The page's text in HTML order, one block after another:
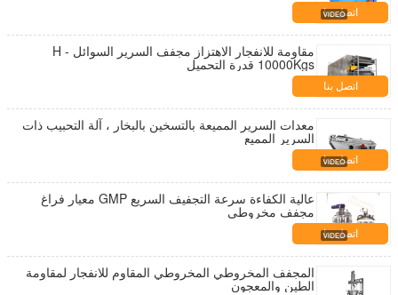
اتصل بنا
مقاومة للانفجار الاهتزاز مجفف السرير السوائل H -
10000Kgs قدرة التحميل
اتصل بنا
معدات السرير المميعة بالتسخين بالبخار ، آلة التحبيب ذات
السرير المميع
اتصل بنا
عالية الكفاءة سرعة التجفيف السريع GMP معيار فراغ
مجفف مخروطي
اتصل بنا
المجفف المخروطي المخروطي المقاوم للانفجار لمقاومة
الطين والمعجون